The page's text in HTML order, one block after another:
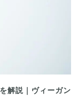
解説｜ヴィーガン